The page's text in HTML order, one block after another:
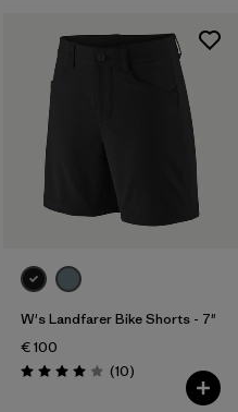
W's Landfarer Bike Shorts - 7"
€ 100
Puntuación: 4.0 / 5
(10Reseñas
)